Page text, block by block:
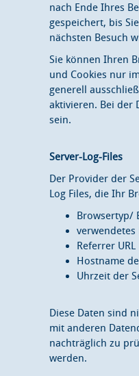
nach Ende Ihres
gespeichert, bis
nächsten Besuch
Sie können Ihren
und Cookies nur
generell
aktivieren. Bei der
sein.
Server-Log-Files
Der Provider der
Log Files, die Ihr
Browsertyp/
verwendetes
Referrer URL
Hostname
Uhrzeit der
Diese Daten sind
mit anderen
nachträglich zu
werden.